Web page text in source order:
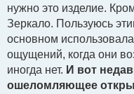
е
нужно это изделие.
Зеркало. Пользуюсь
основном
ощущений, когда они
иногда нет. И вот
ошеломляющее